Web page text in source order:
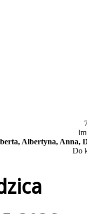
Albertyna, Anna,
Do